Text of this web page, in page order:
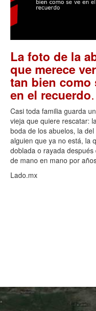
La foto de la
que merece
tan bien como
en el recuerdo.
Casi toda familia guarda
vieja que quiere rescatar:
boda de los abuelos, la
alguien que ya no está, la
doblada o rayada después
de mano en mano por
Lado.mx